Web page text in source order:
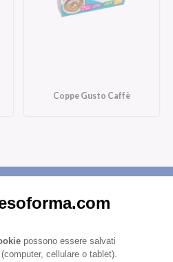
Coppe Gusto Caffè
all'iscrizione alla newsletter